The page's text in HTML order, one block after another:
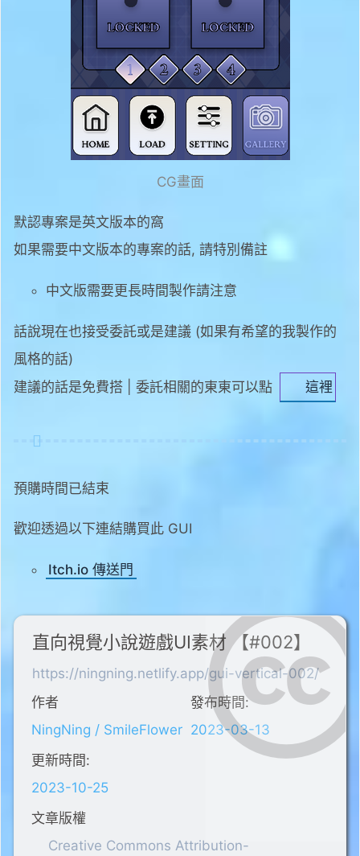
CG畫面
默認專案是英文版本的窩
如果需要中文版本的專案的話, 請特別備註
中文版需要更長時間製作請注意
話說現在也接受委託或是建議 (如果有希望的我製作的
風格的話)
建議的話是免費搭 | 委託相關的東東可以點
這裡
預購時間已結束
歡迎透過以下連結購買此 GUI
Itch.io 傳送門
直向視覺小說遊戲UI素材 【#002】
https://ningning.netlify.app/gui-vertical-002/
作者
NingNing / SmileFlower
發布時間:
2023-03-13
更新時間:
2023-10-25
文章版權
Creative Commons Attribution-